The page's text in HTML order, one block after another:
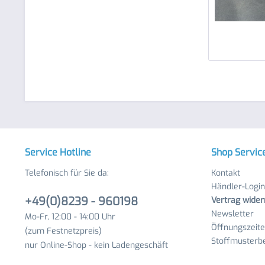
Service Hotline
Telefonisch für Sie da:
+49(0)8239 - 960198
Mo-Fr, 12:00 - 14:00 Uhr
(zum Festnetzpreis)
nur Online-Shop - kein Ladengeschäft
Shop
Kontakt
Händler-Login
Vertrag
Newsletter